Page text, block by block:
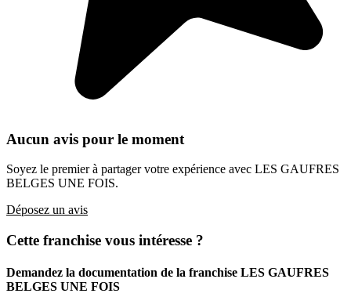
Aucun avis pour le moment
Soyez le premier à partager votre expérience avec LES GAUFRES
BELGES UNE FOIS.
Déposez un avis
Cette franchise vous intéresse ?
Demandez la documentation de la franchise LES GAUFRES
BELGES UNE FOIS